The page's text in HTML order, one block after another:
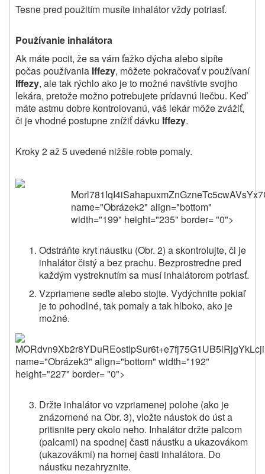
Tesne pred použitím musíte inhalátor vždy potriasť.
Používanie inhalátora
Ak máte pocit, že sa vám ťažko dýcha alebo sipíte
počas používania Iffezy, môžete pokračovať v používaní
Iffezy, ale tak rýchlo ako je to možné navštívte svojho
lekára, pretože možno potrebujete prídavnú liečbu. Keď
máte astmu dobre kontrolovanú, váš lekár môže zvážiť,
či je vhodné postupne znížiť dávku Iffezy.
Kroky 2 až 5 uvedené nižšie robte pomaly.
Odstráňte kryt náustku (Obr. 2) a skontrolujte, či je
inhalátor čistý a bez prachu. Bezprostredne pred
každým vystreknutím sa musí inhalátorom potriasť.
Vzpriamene seďte alebo stojte. Vydýchnite pokiaľ
je to pohodlné, tak pomaly a tak hlboko, ako je
možné.
Držte inhalátor vo vzpriamenej polohe (ako je
znázornené na Obr. 3), vložte náustok do úst a
pritisnite pery okolo neho. Inhalátor držte palcom
(palcami) na spodnej časti náustku a ukazovákom
(ukazovákmi) na hornej časti inhalátora. Do
náustku nezahryznite.